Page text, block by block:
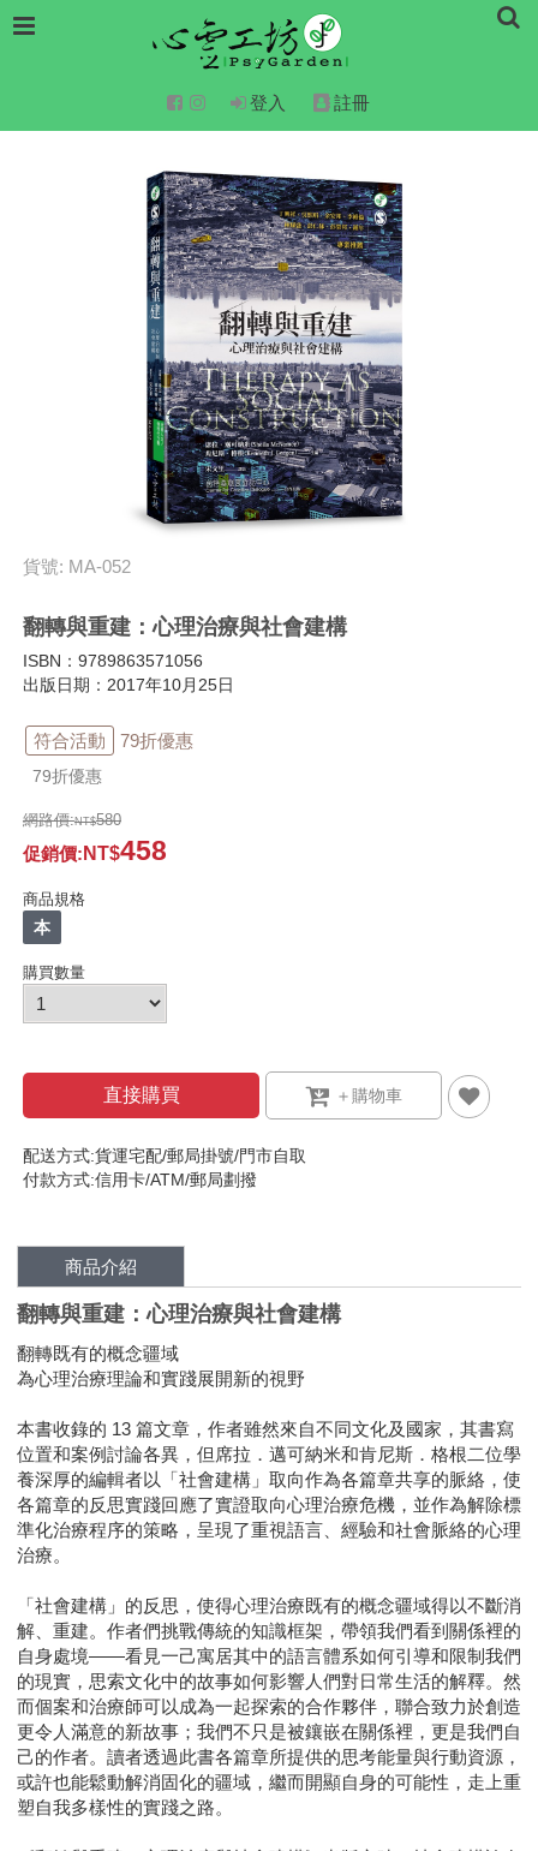
登入 註冊
貨號: MA-052
翻轉與重建：心理治療與社會建構
ISBN：9789863571056
出版日期：2017年10月25日
符合活動 79折優惠
79折優惠
網路價: 580
促銷價: 458
商品規格
本
購買數量
直接購買
配送方式:貨運宅配/郵局掛號/門市自取
付款方式:信用卡/ATM/郵局劃撥
商品介紹
翻轉與重建：心理治療與社會建構
翻轉既有的概念疆域
為心理治療理論和實踐展開新的視野
本書收錄的 13 篇文章，作者雖然來自不同文化及國家，其書寫
位置和案例討論各異，但席拉．邁可納米和肯尼斯．格根二位學
養深厚的編輯者以「社會建構」取向作為各篇章共享的脈絡，使
各篇章的反思實踐回應了實證取向心理治療危機，並作為解除標
準化治療程序的策略，呈現了重視語言、經驗和社會脈絡的心理
治療。
「社會建構」的反思，使得心理治療既有的概念疆域得以不斷消
解、重建。作者們挑戰傳統的知識框架，帶領我們看到關係裡的
自身處境――看見一己寓居其中的語言體系如何引導和限制我們
的現實，思索文化中的故事如何影響人們對日常生活的解釋。然
而個案和治療師可以成為一起探索的合作夥伴，聯合致力於創造
更令人滿意的新故事；我們不只是被鑲嵌在關係裡，更是我們自
己的作者。讀者透過此書各篇章所提供的思考能量與行動資源，
或許也能鬆動解消固化的疆域，繼而開顯自身的可能性，走上重
塑自我多樣性的實踐之路。